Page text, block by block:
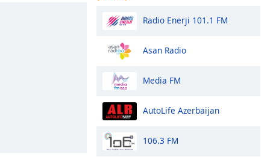
Radio Enerji 101.1 FM
Asan Radio
Media FM
AutoLife Azerbaijan
106.3 FM